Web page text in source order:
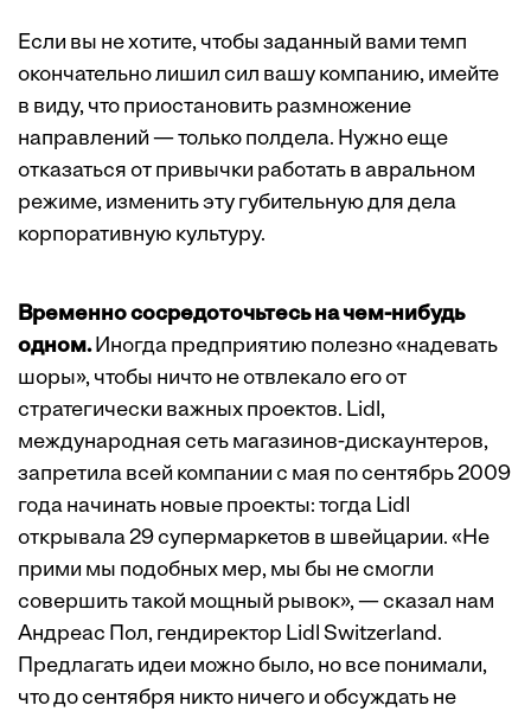
Если вы не хотите, чтобы заданный вами темп
окончательно лишил сил вашу компанию, имейте
в виду, что приостановить размножение
направлений — только полдела. Нужно еще
отказаться от привычки работать в авральном
режиме, изменить эту губительную для дела
корпоративную культуру.
Временно сосредоточьтесь на чем-нибудь
одном.Иногда предприятию полезно «надевать
шоры», чтобы ничто не отвлекало его от
стратегически важных проектов. Lidl,
международная сеть магазинов-дискаунтеров,
запретила всей компании с мая по сентябрь 2009
года начинать новые проекты: тогда Lidl
открывала 29 супермаркетов в швейцарии. «Не
прими мы подобных мер, мы бы не смогли
совершить такой мощный рывок», — сказал нам
Андреас Пол, гендиректор Lidl Switzerland.
Предлагать идеи можно было, но все понимали,
что до сентября никто ничего и обсуждать не